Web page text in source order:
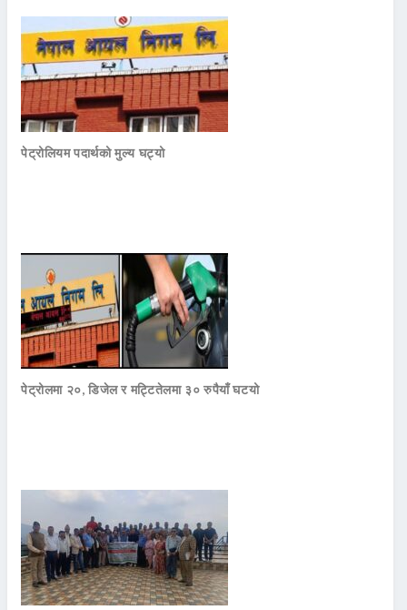
पेट्रोलियम पदार्थको मुल्य घट्यो
पेट्रोलमा २०, डिजेल र मट्टितेलमा ३० रुपैयाँ घटयो